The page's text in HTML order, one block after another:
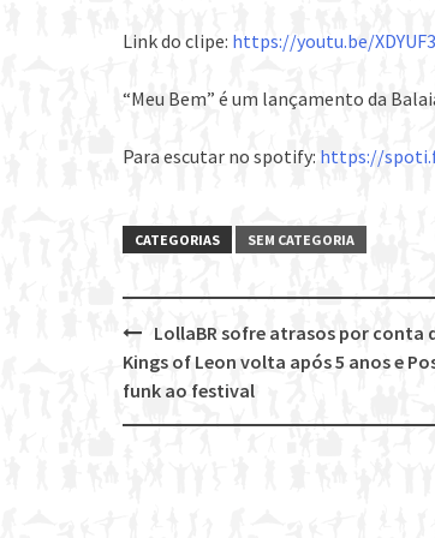
Link do clipe: https://youtu.be/
“Meu Bem” é um lançamento da
Para escutar no spotify: https://
CATEGORIAS SEM CATEGORIA
Post
navigation
LollaBR sofre atrasos por conta
Kings of Leon volta após 5 anos e
funk ao festival